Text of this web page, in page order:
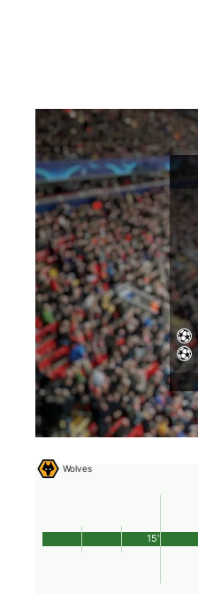
Wolves
15'